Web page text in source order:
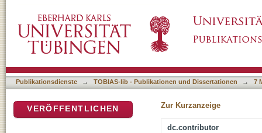
Publikationsdienste → TOBIAS-lib - Publikationen und Dissertationen → 7
Zur Kurzanzeige
dc.contributor
VERÖFFENTLICHEN